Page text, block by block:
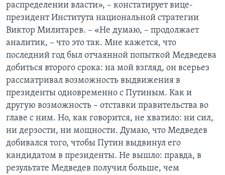
распределении власти», – констатирует вице-
президент Института национальной стратегии
Виктор Милитарев. – «Не думаю, – продолжает
аналитик, – что это так. Мне кажется, что
последний год был отчаянной попыткой Медведева
добиться второго срока: на мой взгляд, он всерьез
рассматривал возможность выдвижения в
президенты одновременно с Путиным. Как и
другую возможность – отставки правительства во
главе с ним. Но, как говорится, не хватило: ни сил,
ни дерзости, ни мощности. Думаю, что Медведев
добивался того, чтобы Путин выдвинул его
кандидатом в президенты. Не вышло: правда, в
результате Медведев получил больше, чем